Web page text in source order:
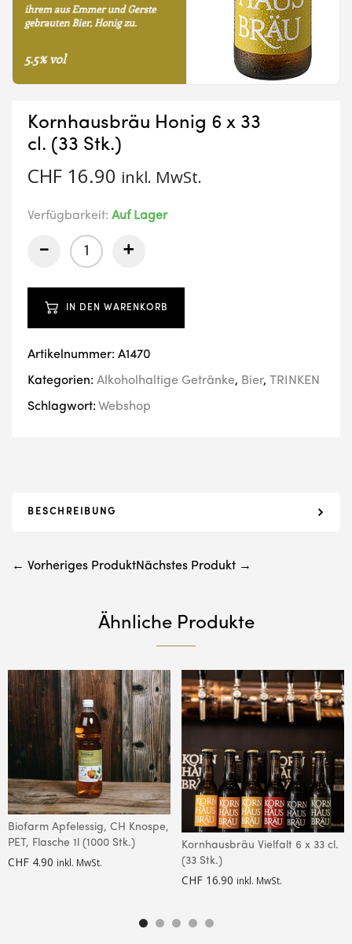
Kornhausbräu Honig 6 x 33
cl. (33 Stk.)
CHF 16.90 inkl. MwSt.
Verfügbarkeit: Auf Lager
- +
IN DEN WARENKORB
Artikelnummer: A1470
Kategorien: Alkoholhaltige Getränke, Bier, TRINKEN
Schlagwort: Webshop
BESCHREIBUNG
← Vorheriges ProduktNächstes Produkt →
Ähnliche Produkte
Biofarm Apfelessig, CH Knospe,
PET, Flasche 1l (1000 Stk.)
CHF 4.90 inkl. MwSt.
Kornhausbräu Vielfalt 6 x 33 cl.
(33 Stk.)
CHF 16.90 inkl. MwSt.